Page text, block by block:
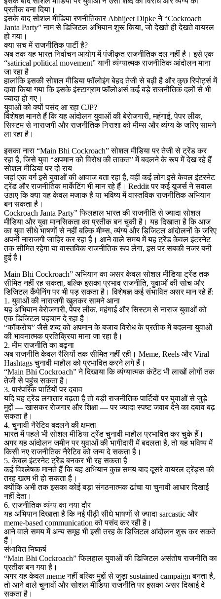
प्रतीक बना दिया।
इसके बाद सोशल मीडिया रणनीतिकार Abhijeet Dipke ने “Cockroach
Janta Party” नाम से डिजिटल अभियान शुरू किया, जो देखते ही देखते वायरल
हो गया।
क्या सच में राजनीतिक पार्टी है?
अब तक यह भारत निर्वाचन आयोग में पंजीकृत राजनीतिक दल नहीं है। इसे एक
“satirical political movement” यानी व्यंग्यात्मक राजनीतिक आंदोलन माना
जा रहा है
हालांकि इसकी सोशल मीडिया फॉलोइंग बेहद तेजी से बढ़ी है और कुछ रिपोर्ट्स में
दावा किया गया कि इसके इंस्टाग्राम फॉलोअर्स कई बड़े राजनीतिक दलों से भी
ज्यादा हो गए।
युवाओं को क्यों पसंद आ रहा CJP?
विशेषज्ञ मानते हैं कि यह आंदोलन युवाओं की बेरोजगारी, महंगाई, पेपर लीक,
सिस्टम से नाराजगी और राजनीतिक निराशा को मीम्स और व्यंग्य के जरिए सामने
ला रहा है।
इसका नारा “Main Bhi Cockroach” सोशल मीडिया पर तेजी से ट्रेंड कर
रहा है, जिसे युवा “अपमान को विरोध की ताकत” में बदलने के रूप में देख रहे हैं
सोशल मीडिया पर दो राय
जहां एक वर्ग इसे युवाओं की आवाज बता रहा है, वहीं कई लोग इसे केवल इंटरनेट
ट्रेंड और राजनीतिक मार्केटिंग भी मान रहे हैं। Reddit पर कई यूजर्स ने सवाल
उठाए कि क्या यह केवल मजाक है या भविष्य में वास्तविक राजनीतिक अभियान
बन सकता है।
Cockroach Janta Party” फिलहाल भारत की राजनीति से ज्यादा सोशल
मीडिया और युवा मानसिकता का प्रतीक बन चुकी है। यह दिखाता है कि आज
का युवा सीधे भाषणों से नहीं बल्कि मीम्स, व्यंग्य और डिजिटल आंदोलनों के जरिए
अपनी नाराजगी जाहिर कर रहा है। आने वाले समय में यह ट्रेंड केवल इंटरनेट
तक सीमित रहेगा या वास्तविक राजनीतिक रूप लेगा, इस पर सबकी नजर बनी
हुई है।
Main Bhi Cockroach” अभियान का असर केवल सोशल मीडिया ट्रेंड तक
सीमित नहीं रह सकता, बल्कि इसका प्रभाव राजनीति, युवाओं की सोच और
डिजिटल कैंपेनिंग पर भी पड़ सकता है। विशेषज्ञ कई संभावित असर मान रहे हैं:
1. युवाओं की नाराजगी खुलकर सामने आना
यह अभियान बेरोजगारी, पेपर लीक, महंगाई और सिस्टम से नाराज युवाओं को
एक डिजिटल पहचान दे रहा है।
“कॉकरोच” जैसे शब्द को अपमान के बजाय विरोध के प्रतीक में बदलना युवाओं
की भावनात्मक प्रतिक्रिया माना जा रहा है।
2. मीम राजनीति का बढ़ना
अब राजनीति केवल रैलियों तक सीमित नहीं रही। Meme, Reels और Viral
Hashtags चुनावी माहौल को प्रभावित करने लगे हैं।
“Main Bhi Cockroach” ने दिखाया कि व्यंग्यात्मक कंटेंट भी लाखों लोगों तक
तेजी से पहुंच सकता है।
3. पारंपरिक पार्टियों पर दबाव
यदि यह ट्रेंड लगातार बढ़ता है तो बड़ी राजनीतिक पार्टियों पर युवाओं से जुड़े
मुद्दों — खासकर रोजगार और शिक्षा — पर ज्यादा स्पष्ट जवाब देने का दबाव बढ़
सकता है।
4. चुनावी नैरेटिव बदलने की क्षमता
भारत में पहले भी सोशल मीडिया ट्रेंड चुनावी माहौल प्रभावित कर चुके हैं।
अगर यह आंदोलन जमीन पर युवाओं की भागीदारी में बदलता है, तो यह भविष्य में
किसी नए राजनीतिक नैरेटिव को जन्म दे सकता है।
5. केवल इंटरनेट ट्रेंड बनकर भी रह सकता है
कई विश्लेषक मानते हैं कि यह अभियान कुछ समय बाद दूसरे वायरल ट्रेंड्स की
तरह खत्म भी हो सकता है।
क्योंकि अभी तक इसका कोई बड़ा संगठनात्मक ढांचा या चुनावी आधार दिखाई
नहीं देता।
6. राजनीतिक व्यंग्य का नया दौर
यह अभियान दिखाता है कि नई पीढ़ी सीधे भाषणों से ज्यादा sarcastic और
meme-based communication को पसंद कर रही है।
आने वाले समय में अन्य समूह भी इसी तरह के डिजिटल आंदोलन शुरू कर सकते
हैं।
संभावित निष्कर्ष
“Main Bhi Cockroach” फिलहाल युवाओं की डिजिटल असंतोष राजनीति का
प्रतीक बन गया है।
अगर यह केवल meme नहीं बल्कि मुद्दों से जुड़ा sustained campaign बनता है,
तो आने वाले चुनावों और सोशल मीडिया राजनीति पर इसका असर दिखाई दे
सकता है।